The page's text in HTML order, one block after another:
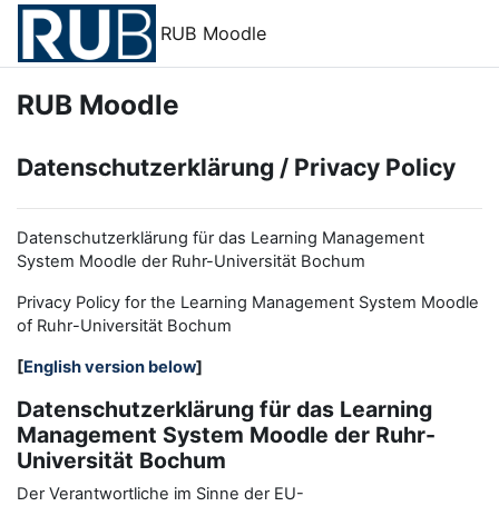
Zum Hauptinhalt
RUB Moodle
RUB Moodle
Datenschutzerklärung / Privacy Policy
Datenschutzerklärung für das Learning Management
System Moodle der Ruhr-Universität Bochum
Privacy Policy for the Learning Management System Moodle
of Ruhr-Universität Bochum
[English version below]
Datenschutzerklärung für das Learning
Management System Moodle der Ruhr-
Universität Bochum
Der Verantwortliche im Sinne der EU-